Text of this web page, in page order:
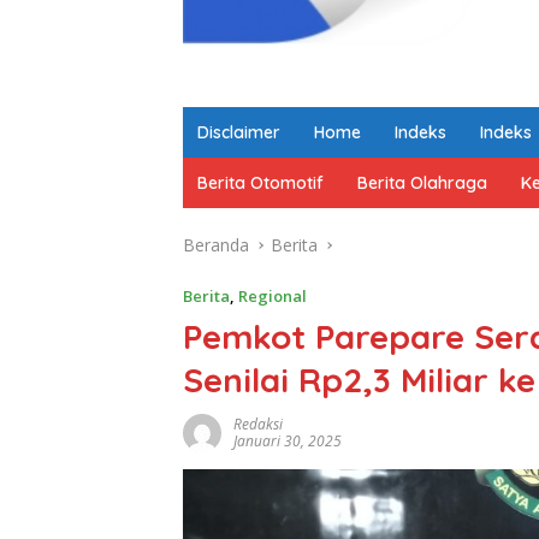
Disclaimer Home Indeks Indeks
Berita Otomotif Berita Olahraga
Beranda Berita
Berita, Regional
Pemkot Parepare
Senilai Rp2,3 Miliar
Redaksi
Januari 30, 2025